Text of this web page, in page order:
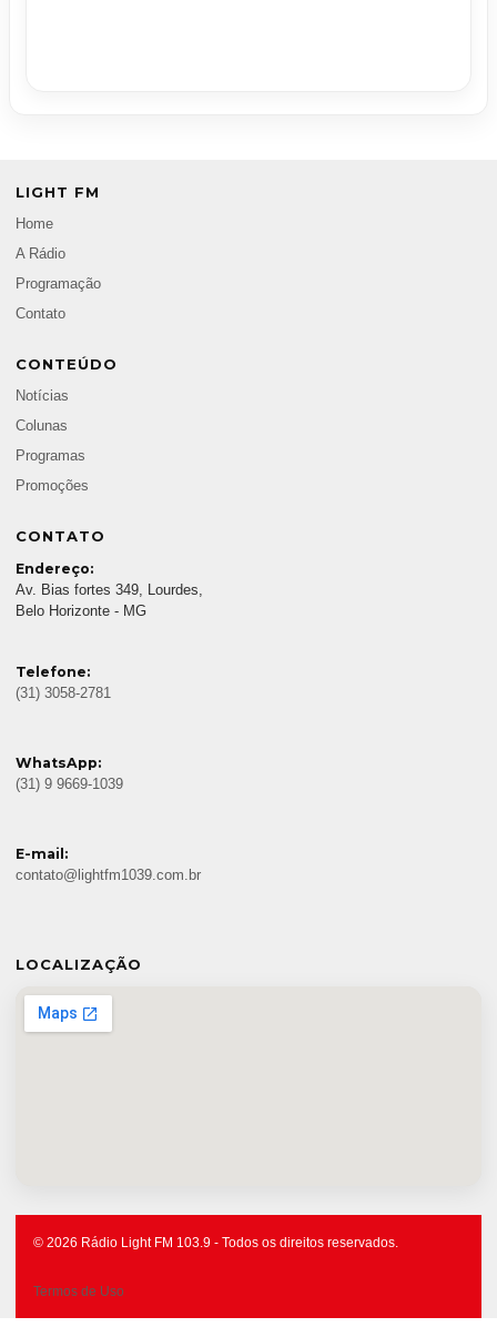
LIGHT FM
Home
A Rádio
Programação
Contato
CONTEÚDO
Notícias
Colunas
Programas
Promoções
CONTATO
Endereço:
Av. Bias fortes 349, Lourdes,
Belo Horizonte - MG
Telefone:
(31) 3058-2781
WhatsApp:
(31) 9 9669-1039
E-mail:
contato@lightfm1039.com.br
LOCALIZAÇÃO
© 2026 Rádio Light FM 103.9 - Todos os direitos reservados.
Termos de Uso